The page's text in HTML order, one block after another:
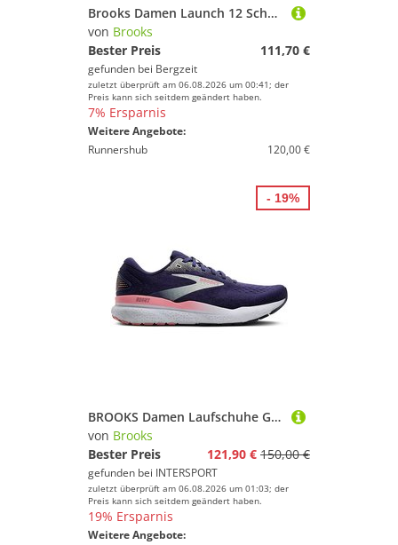
Brooks Damen Launch 12 Schuhe
von Brooks
Bester Preis
111,70 €
gefunden bei Bergzeit
zuletzt überprüft am 06.08.2026 um 00:41; der
Preis kann sich seitdem geändert haben.
7% Ersparnis
Weitere Angebote:
Runnershub
120,00 €
BROOKS Damen Laufschuhe Ghost 16
von Brooks
Bester Preis
121,90 € 150,00 €
gefunden bei INTERSPORT
zuletzt überprüft am 06.08.2026 um 01:03; der
Preis kann sich seitdem geändert haben.
19% Ersparnis
Weitere Angebote:
- 19%